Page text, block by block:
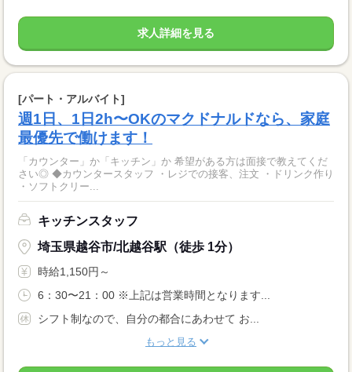
求人詳細を見る
[パート・アルバイト]
週1日、1日2h〜OKのマクドナルドなら、家庭
最優先で働けます！
「カウンター」か「キッチン」か 希望がある方は面接で教えてくだ
さい◎ ◆カウンタースタッフ ・レジでの接客、注文 ・ドリンク作り
・ソフトクリー...
キッチンスタッフ
埼玉県越谷市/北越谷駅（徒歩 1分）
時給1,150円～
6：30〜21：00 ※上記は営業時間となります...
シフト制なので、自分の都合にあわせて お...
もっと見る